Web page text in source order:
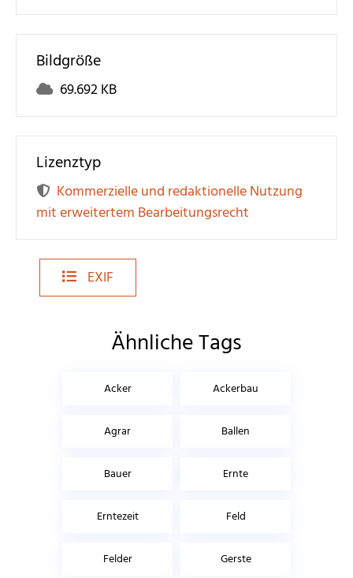
Bildgröße
69.692 KB
Lizenztyp
Kommerzielle und redaktionelle Nutzung
mit erweitertem Bearbeitungsrecht
EXIF
Ähnliche Tags
Acker Ackerbau
Agrar Ballen
Bauer Ernte
Erntezeit Feld
Felder Gerste